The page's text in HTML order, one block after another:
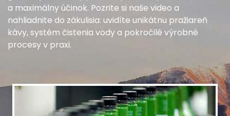
a maximálny účinok. Pozrite si naše video a
nahliadnite do zákulisia: uvidíte unikátnu pražiareň
kávy, systém čistenia vody a pokročilé výrobné
procesy v praxi.